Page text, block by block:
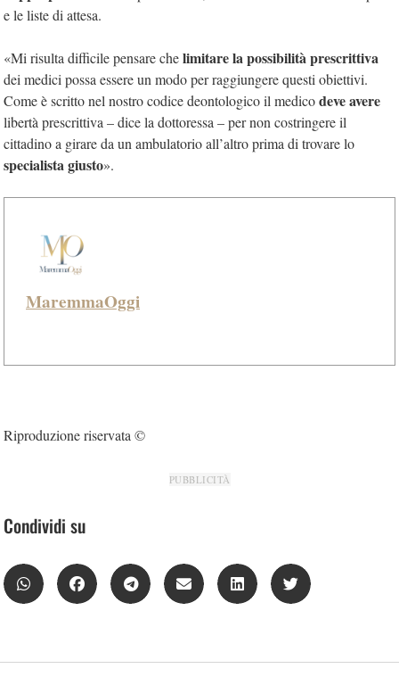
e le liste di attesa.
«Mi risulta difficile pensare chelimitare la possibilità prescrittiva
dei medici possa essere un modo per raggiungere questi obiettivi.
Come è scritto nel nostro codice deontologico il medicodeve avere
libertà prescrittiva – dice la dottoressa – per non costringere il
cittadino a girare da un ambulatorio all’altro prima di trovare lo
specialista giusto».
MaremmaOggi
Riproduzione riservata ©
PUBBLICITÀ
Condividi su